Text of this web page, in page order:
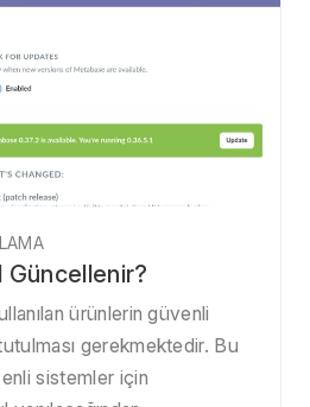
Güncellenir?
ürünlerin güvenli
gerekmektedir. Bu
sistemler için